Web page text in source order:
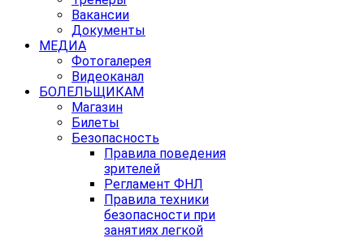
Вакансии
Документы
МЕДИА
Фотогалерея
Видеоканал
БОЛЕЛЬЩИКАМ
Магазин
Билеты
Безопасность
Правила поведения
зрителей
Регламент ФНЛ
Правила техники
безопасности при
занятиях легкой